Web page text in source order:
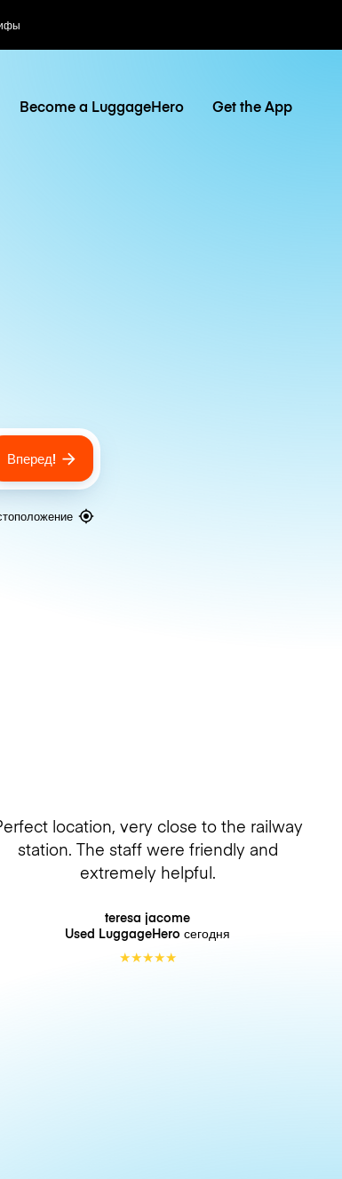
Гибкое бронирование
Become a LuggageHero Get the App
Вперед!
location, very close to the railway
station. The staff were friendly and
extremely helpful.
teresa jacome
Used LuggageHero сегодня
★★★★★